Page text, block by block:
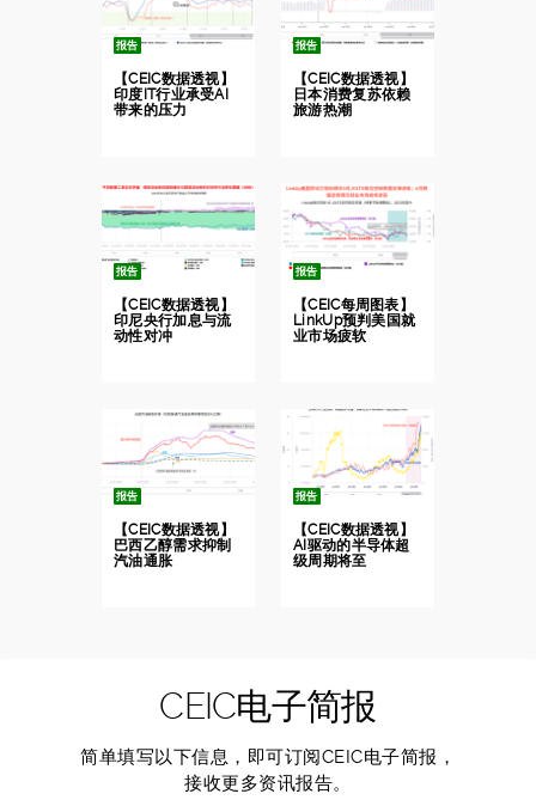
报告
【CEIC数据透视】
印度IT行业承受AI
带来的压力
报告
【CEIC数据透视】
日本消费复苏依赖
旅游热潮
报告
【CEIC数据透视】
印尼央行加息与流
动性对冲
报告
【CEIC每周图表】
LinkUp预判美国就
业市场疲软
报告
【CEIC数据透视】
巴西乙醇需求抑制
汽油通胀
报告
【CEIC数据透视】
AI驱动的半导体超
级周期将至
CEIC电子简报
简单填写以下信息，即可订阅CEIC电子简报，
接收更多资讯报告。